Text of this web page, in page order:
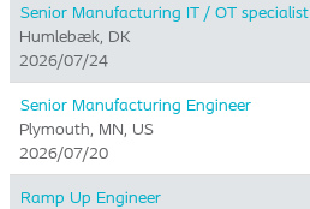
Senior Manufacturing IT / OT specialist
Humlebæk, DK
2026/07/24
Senior Manufacturing Engineer
Plymouth, MN, US
2026/07/20
Ramp Up Engineer